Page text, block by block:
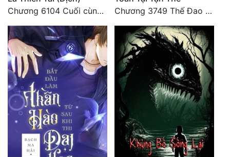
Võng Du
Xuyên Không
Xuyên Nhanh
Xuyên Sách
Xuyên Thư
Điền Văn
Chương 6104 Cuối cùng (HẾT)
Chương 3749 Thế Đao xuất kích